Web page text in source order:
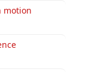
motion